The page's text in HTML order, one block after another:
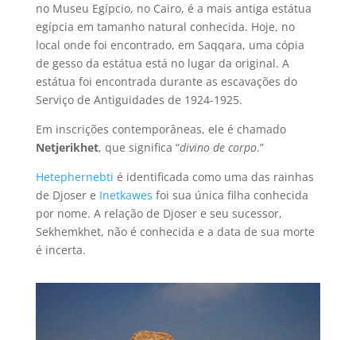
no Museu Egípcio, no Cairo, é a mais antiga estátua
egípcia em tamanho natural conhecida. Hoje, no
local onde foi encontrado, em Saqqara, uma cópia
de gesso da estátua está no lugar da original. A
estátua foi encontrada durante as escavações do
Serviço de Antiguidades de 1924-1925.
Em inscrições contemporâneas, ele é chamado
Netjerikhet, que significa “divino de corpo.”
Hetephernebti é identificada como uma das rainhas
de Djoser e Inetkawes foi sua única filha conhecida
por nome. A relação de Djoser e seu sucessor,
Sekhemkhet, não é conhecida e a data de sua morte
é incerta.